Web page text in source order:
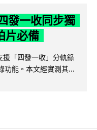
發一收同步獨
片必備
「四發一收」分軌錄
功能。本文經實測其...